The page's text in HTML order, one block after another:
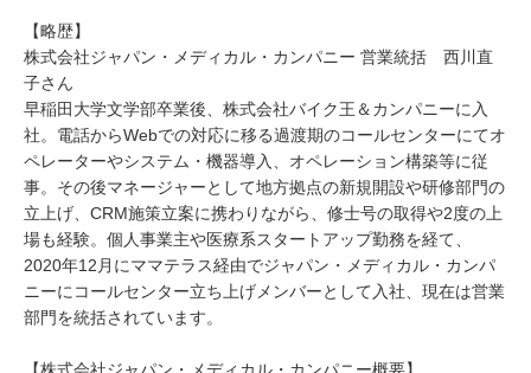
【略歴】
株式会社ジャパン・メディカル・カンパニー 営業統括 西川直
子さん
早稲田大学文学部卒業後、株式会社バイク王＆カンパニーに入
社。電話からWebでの対応に移る過渡期のコールセンターにてオ
ペレーターやシステム・機器導入、オペレーション構築等に従
事。その後マネージャーとして地方拠点の新規開設や研修部門の
立上げ、CRM施策立案に携わりながら、修士号の取得や2度の上
場も経験。個人事業主や医療系スタートアップ勤務を経て、
2020年12月にママテラス経由でジャパン・メディカル・カンパ
ニーにコールセンター立ち上げメンバーとして入社、現在は営業
部門を統括されています。